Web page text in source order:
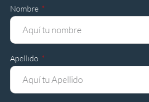
Nombre
Apellido